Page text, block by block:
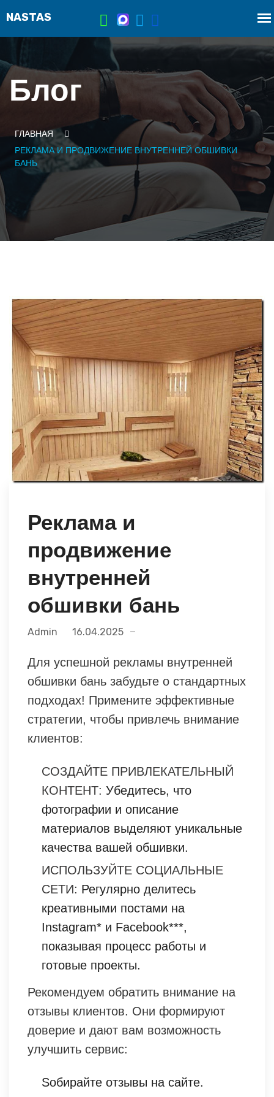
Блог
ГЛАВНАЯ
РЕКЛАМА И ПРОДВИЖЕНИЕ ВНУТРЕННЕЙ ОБШИВКИ
БАНЬ
Реклама и
продвижение
внутренней
обшивки бань
Admin 16.04.2025
Для успешной рекламы внутренней
обшивки бань забудьте о стандартных
подходах! Примените эффективные
стратегии, чтобы привлечь внимание
клиентов:
СОЗДАЙТЕ ПРИВЛЕКАТЕЛЬНЫЙ
КОНТЕНТ: Убедитесь, что
фотографии и описание
материалов выделяют уникальные
качества вашей обшивки.
ИСПОЛЬЗУЙТЕ СОЦИАЛЬНЫЕ
СЕТИ: Регулярно делитесь
креативными постами на
Instagram* и Facebook***,
показывая процесс работы и
готовые проекты.
Рекомендуем обратить внимание на
отзывы клиентов. Они формируют
доверие и дают вам возможность
улучшить сервис:
Sобирайте отзывы на сайте.